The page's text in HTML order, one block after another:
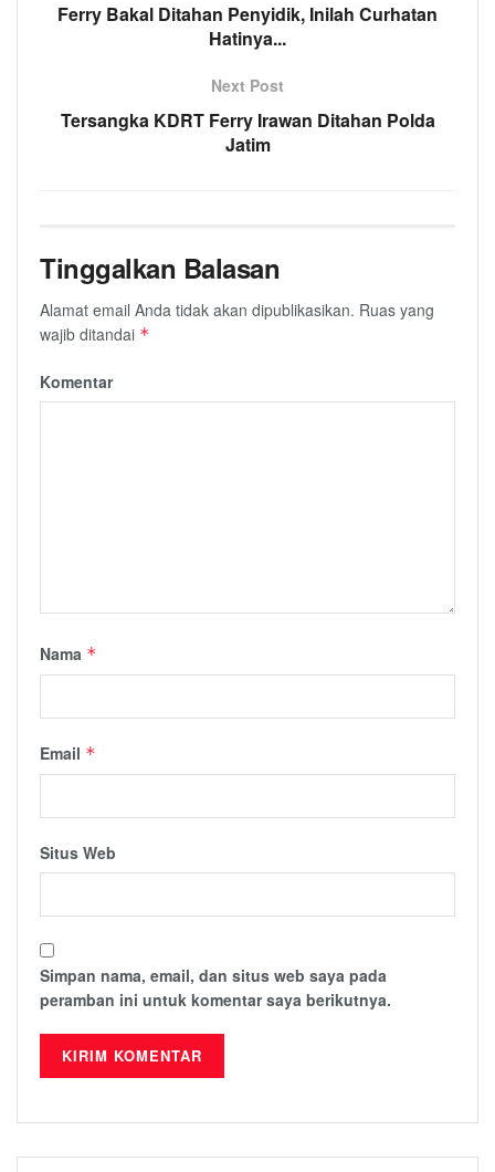
Ferry Bakal Ditahan Penyidik, Inilah Curhatan
Hatinya...
Next Post
Tersangka KDRT Ferry Irawan Ditahan Polda
Jatim
Tinggalkan Balasan
Alamat email Anda tidak akan dipublikasikan. Ruas yang
wajib ditandai *
Komentar
Nama *
Email *
Situs Web
Simpan nama, email, dan situs web saya pada
peramban ini untuk komentar saya berikutnya.